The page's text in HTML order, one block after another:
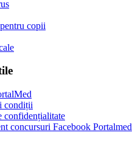
copii
condiții
confidențialitate
concursuri Facebook Portalmed